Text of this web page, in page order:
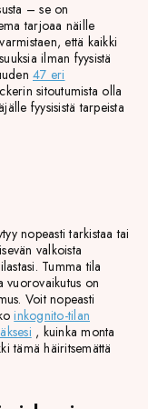
– se on
tarjoaa näille
että kaikki
ilman fyysistä
47 eri
sitoutumista olla
fyysisistä tarpeista
nopeasti tarkistaa tai
valkoista
Tumma tila
vuorovaikutus on
Voit nopeasti
inkognito-tilan
, kuinka monta
tämä häiritsemättä